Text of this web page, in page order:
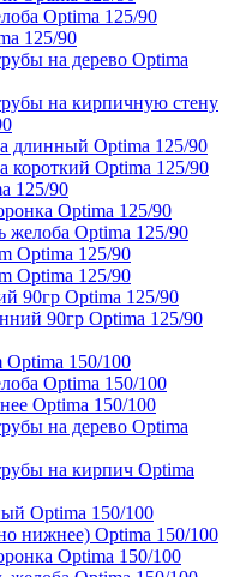
Optima 125/90
125/90
на дерево Optima
на кирпичную стену
длинный Optima 125/90
короткий Optima 125/90
125/90
Optima 125/90
желоба Optima 125/90
Optima 125/90
Optima 125/90
90гр Optima 125/90
90гр Optima 125/90
150/100
Optima 150/100
Optima 150/100
на дерево Optima
на кирпич Optima
Optima 150/100
нижнее) Optima 150/100
Optima 150/100